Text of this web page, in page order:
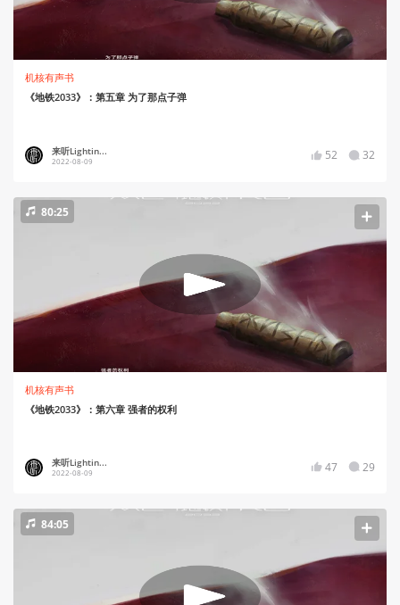
机核有声书
《地铁2033》：第五章 为了那点子弹
来听Lightin...
2022-08-09 52 32
80:25
机核有声书
《地铁2033》：第六章 强者的权利
来听Lightin...
2022-08-09 47 29
84:05